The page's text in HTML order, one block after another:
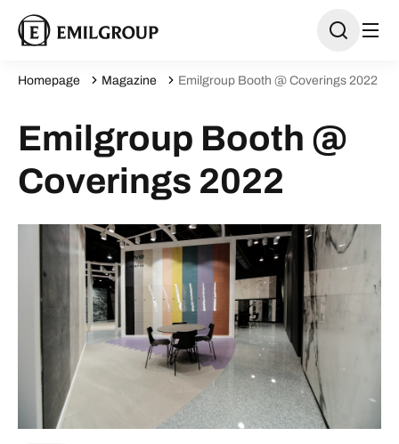
Homepage Magazine Emilgroup Booth @ Coverings 2022
Emilgroup Booth @
Coverings 2022